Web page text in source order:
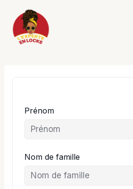
contenu
Prénom
Nom de famille